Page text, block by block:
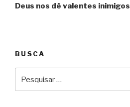
Deus nos dê valentes inimigos
BUSCA